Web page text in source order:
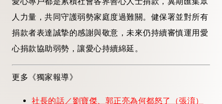
人力量，共同守護弱勢家庭度過難關。健保署並對所有
捐款者表達誠摯的感謝與敬意，未來仍持續審慎運用愛
心捐款協助弱勢，讓愛心持續綿延。
更多《獨家報導》
社長的話／劉寶傑、郭正亮為何都怒了（張淯）